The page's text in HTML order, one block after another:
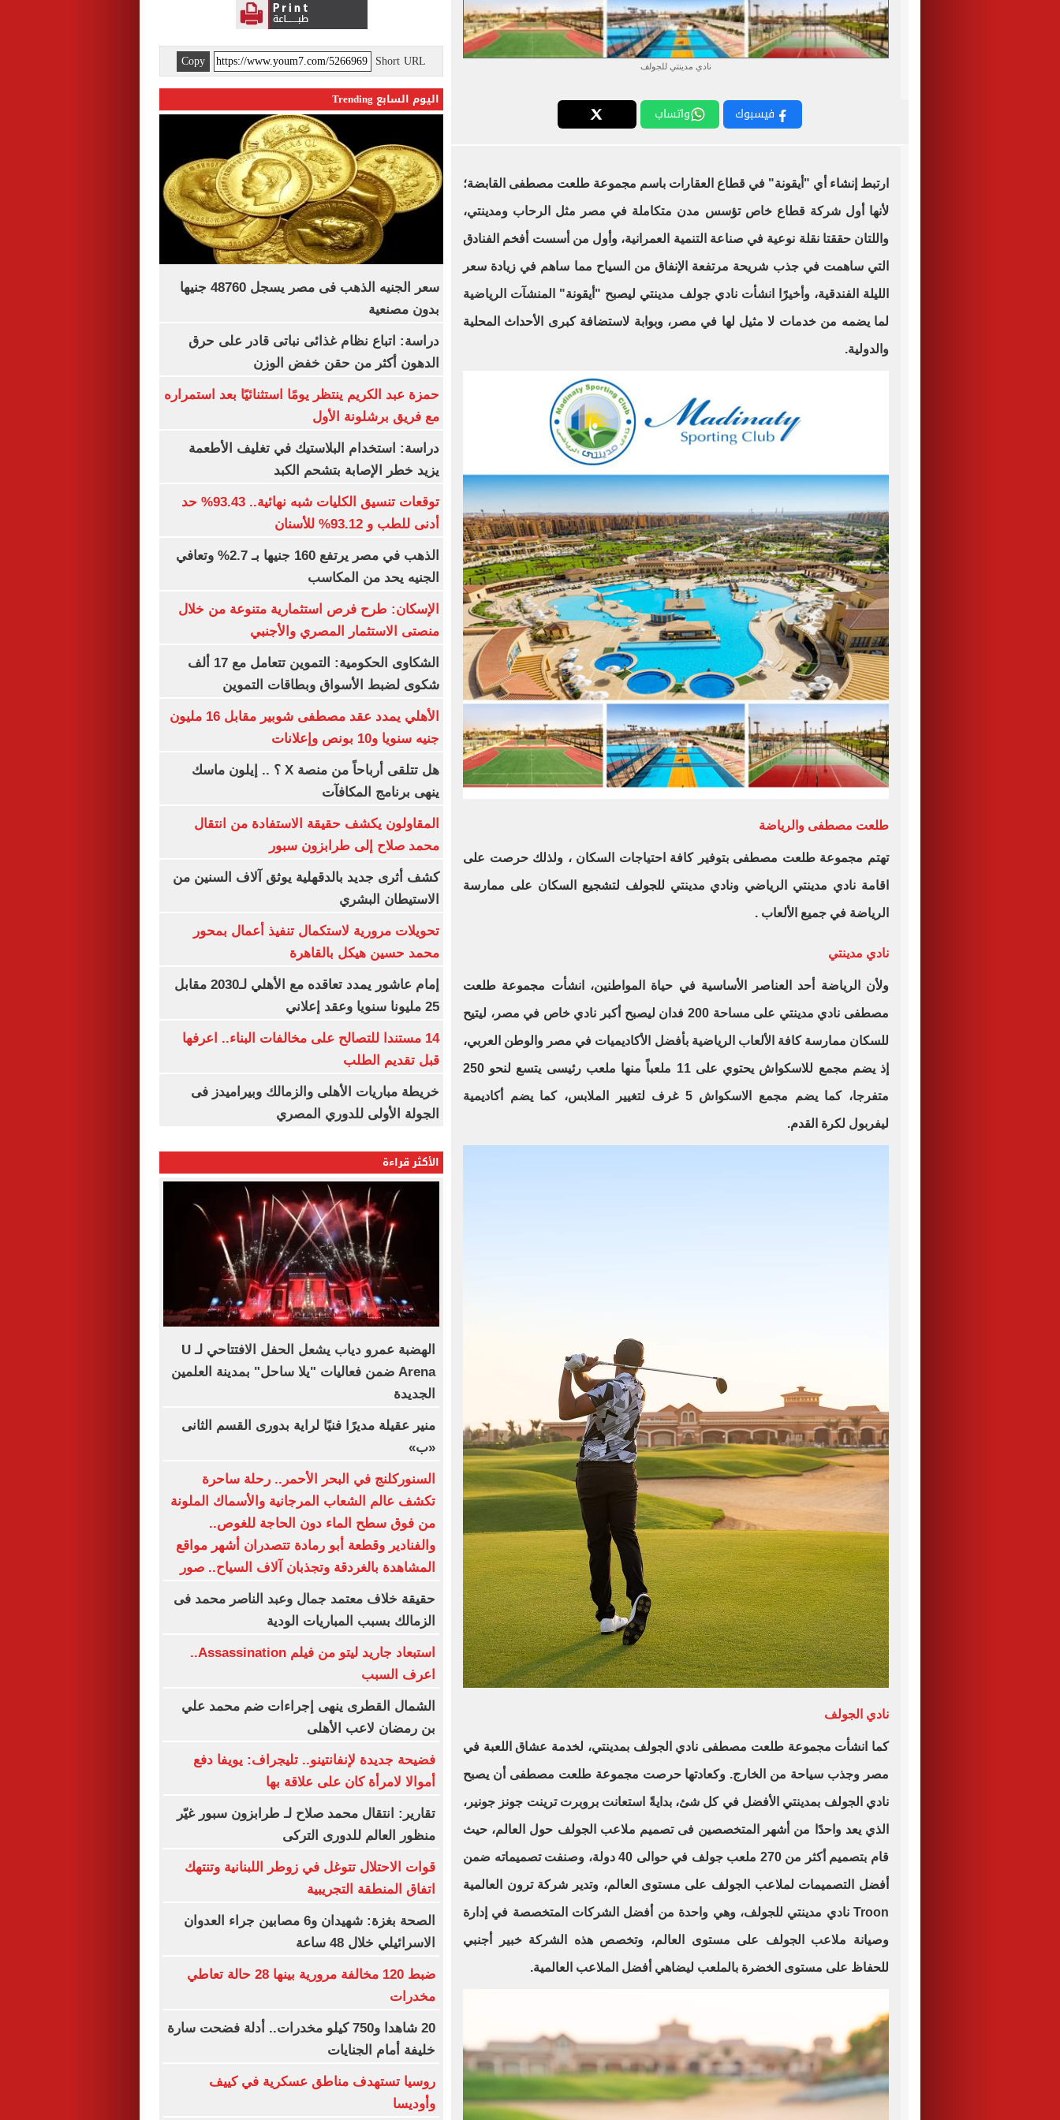
نادي مدينتي للجولف
فيسبوك واتساب
ارتبط إنشاء أي "أيقونة" في قطاع العقارات باسم مجموعة طلعت مصطفى القابضة؛
لأنها أول شركة قطاع خاص تؤسس مدن متكاملة في مصر مثل الرحاب ومدينتي،
واللتان حققتا نقلة نوعية في صناعة التنمية العمرانية، وأول من أسست أفخم الفنادق
التي ساهمت في جذب شريحة مرتفعة الإنفاق من السياح مما ساهم في زيادة سعر
الليلة الفندقية، وأخيرًا انشأت نادي جولف مدينتي ليصبح "أيقونة" المنشآت الرياضية
لما يضمه من خدمات لا مثيل لها في مصر، وبوابة لاستضافة كبرى الأحداث المحلية
والدولية.
طلعت مصطفى والرياضة
تهتم مجموعة طلعت مصطفى بتوفير كافة احتياجات السكان ، ولذلك حرصت على
اقامة نادي مدينتي الرياضي ونادي مدينتي للجولف لتشجيع السكان على ممارسة
الرياضة في جميع الألعاب .
نادي مدينتي
ولأن الرياضة أحد العناصر الأساسية في حياة المواطنين، انشأت مجموعة طلعت
مصطفى نادي مدينتي على مساحة 200 فدان ليصبح أكبر نادي خاص في مصر، ليتيح
للسكان ممارسة كافة الألعاب الرياضية بأفضل الأكاديميات في مصر والوطن العربي،
إذ يضم مجمع للاسكواش يحتوي على 11 ملعباً منها ملعب رئيسى يتسع لنحو 250
متفرجا، كما يضم مجمع الاسكواش 5 غرف لتغيير الملابس، كما يضم أكاديمية
ليفربول لكرة القدم.
نادي الجولف
كما انشأت مجموعة طلعت مصطفى نادي الجولف بمدينتي، لخدمة عشاق اللعبة في
مصر وجذب سياحة من الخارج. وكعادتها حرصت مجموعة طلعت مصطفى أن يصبح
نادي الجولف بمدينتي الأفضل في كل شئ، بدايةً استعانت بروبرت ترينت جونز جونير،
الذي يعد واحدًا من أشهر المتخصصين فى تصميم ملاعب الجولف حول العالم، حيث
قام بتصميم أكثر من 270 ملعب جولف في حوالى 40 دولة، وصنفت تصميماته ضمن
أفضل التصميمات لملاعب الجولف على مستوى العالم، وتدير شركة ترون العالمية
Troon نادي مدينتي للجولف، وهي واحدة من أفضل الشركات المتخصصة في إدارة
وصيانة ملاعب الجولف على مستوى العالم، وتخصص هذه الشركة خبير أجنبي
للحفاظ على مستوى الخضرة بالملعب ليضاهي أفضل الملاعب العالمية.
Short URL
Copy
اليوم السابع Trending
سعر الجنيه الذهب فى مصر يسجل 48760 جنيها
بدون مصنعية
دراسة: اتباع نظام غذائى نباتى قادر على حرق
الدهون أكثر من حقن خفض الوزن
حمزة عبد الكريم ينتظر يومًا استثنائيًا بعد استمراره
مع فريق برشلونة الأول
دراسة: استخدام البلاستيك في تغليف الأطعمة
يزيد خطر الإصابة بتشحم الكبد
توقعات تنسيق الكليات شبه نهائية.. 93.43% حد
أدنى للطب و 93.12% للأسنان
الذهب في مصر يرتفع 160 جنيها بـ 2.7% وتعافي
الجنيه يحد من المكاسب
الإسكان: طرح فرص استثمارية متنوعة من خلال
منصتى الاستثمار المصري والأجنبي
الشكاوى الحكومية: التموين تتعامل مع 17 ألف
شكوى لضبط الأسواق وبطاقات التموين
الأهلي يمدد عقد مصطفى شوبير مقابل 16 مليون
جنيه سنويا و10 بونص وإعلانات
هل تتلقى أرباحاً من منصة X ؟ .. إيلون ماسك
ينهى برنامج المكافآت
المقاولون يكشف حقيقة الاستفادة من انتقال
محمد صلاح إلى طرابزون سبور
كشف أثرى جديد بالدقهلية يوثق آلاف السنين من
الاستيطان البشري
تحويلات مرورية لاستكمال تنفيذ أعمال بمحور
محمد حسين هيكل بالقاهرة
إمام عاشور يمدد تعاقده مع الأهلي لـ2030 مقابل
25 مليونا سنويا وعقد إعلاني
14 مستندا للتصالح على مخالفات البناء.. اعرفها
قبل تقديم الطلب
خريطة مباريات الأهلى والزمالك وبيراميدز فى
الجولة الأولى للدوري المصري
الأكثر قراءة
الهضبة عمرو دياب يشعل الحفل الافتتاحي لـ U
Arena ضمن فعاليات "يلا ساحل" بمدينة العلمين
الجديدة
منير عقيلة مديرًا فنيًا لراية بدورى القسم الثانى
«ب»
السنوركلنج في البحر الأحمر.. رحلة ساحرة
تكشف عالم الشعاب المرجانية والأسماك الملونة
من فوق سطح الماء دون الحاجة للغوص..
والفنادير وقطعة أبو رمادة تتصدران أشهر مواقع
المشاهدة بالغردقة وتجذبان آلاف السياح.. صور
حقيقة خلاف معتمد جمال وعبد الناصر محمد فى
الزمالك بسبب المباريات الودية
استبعاد جاريد ليتو من فيلم Assassination..
اعرف السبب
الشمال القطرى ينهى إجراءات ضم محمد علي
بن رمضان لاعب الأهلى
فضيحة جديدة لإنفانتينو.. تليجراف: يويفا دفع
أموالا لامرأة كان على علاقة بها
تقارير: انتقال محمد صلاح لـ طرابزون سبور غيّر
منظور العالم للدورى التركى
قوات الاحتلال تتوغل في زوطر اللبنانية وتنتهك
اتفاق المنطقة التجريبية
الصحة بغزة: شهيدان و6 مصابين جراء العدوان
الاسرائيلي خلال 48 ساعة
ضبط 120 مخالفة مرورية بينها 28 حالة تعاطي
مخدرات
20 شاهدا و750 كيلو مخدرات.. أدلة فضحت سارة
خليفة أمام الجنايات
روسيا تستهدف مناطق عسكرية في كييف
وأوديسا